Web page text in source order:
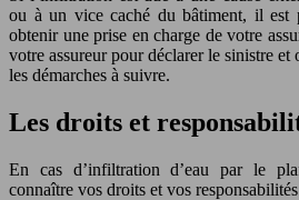
ou à un vice caché du bâtiment, il est
obtenir une prise en charge de votre
votre assureur pour déclarer le sinistre
les démarches à suivre.
Les droits et
En cas d’infiltration d’eau par le
connaître vos droits et vos